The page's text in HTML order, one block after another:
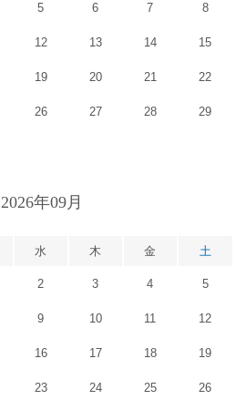
5 6 7 8
12 13 14 15
19 20 21 22
26 27 28 29
2026年09月
水 木 金 土
2 3 4 5
9 10 11 12
16 17 18 19
23 24 25 26